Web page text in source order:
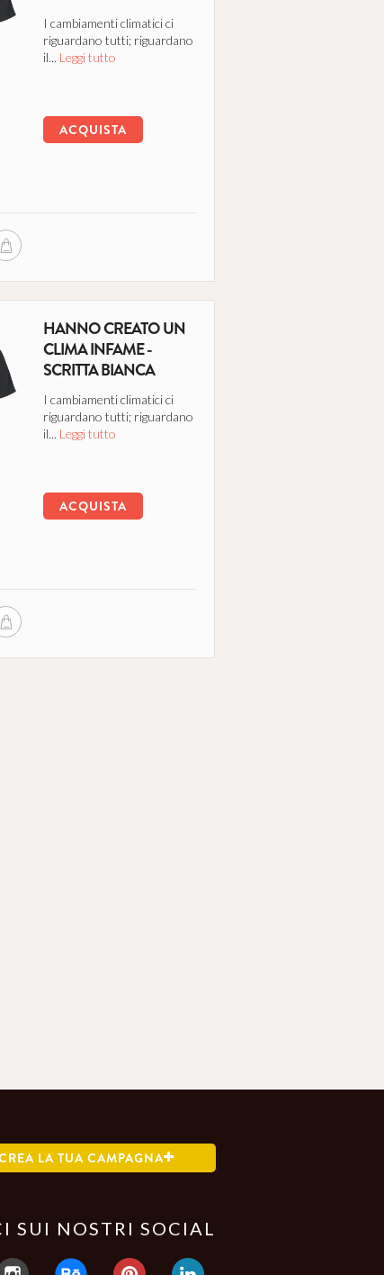
I cambiamenti climatici ci
riguardano tutti; riguardano
il... Leggi tutto
ACQUISTA
HANNO CREATO UN
CLIMA INFAME -
SCRITTA BIANCA
I cambiamenti climatici ci
riguardano tutti; riguardano
il... Leggi tutto
ACQUISTA
LA TUA CAMPAGNA
SUI NOSTRI SOCIAL